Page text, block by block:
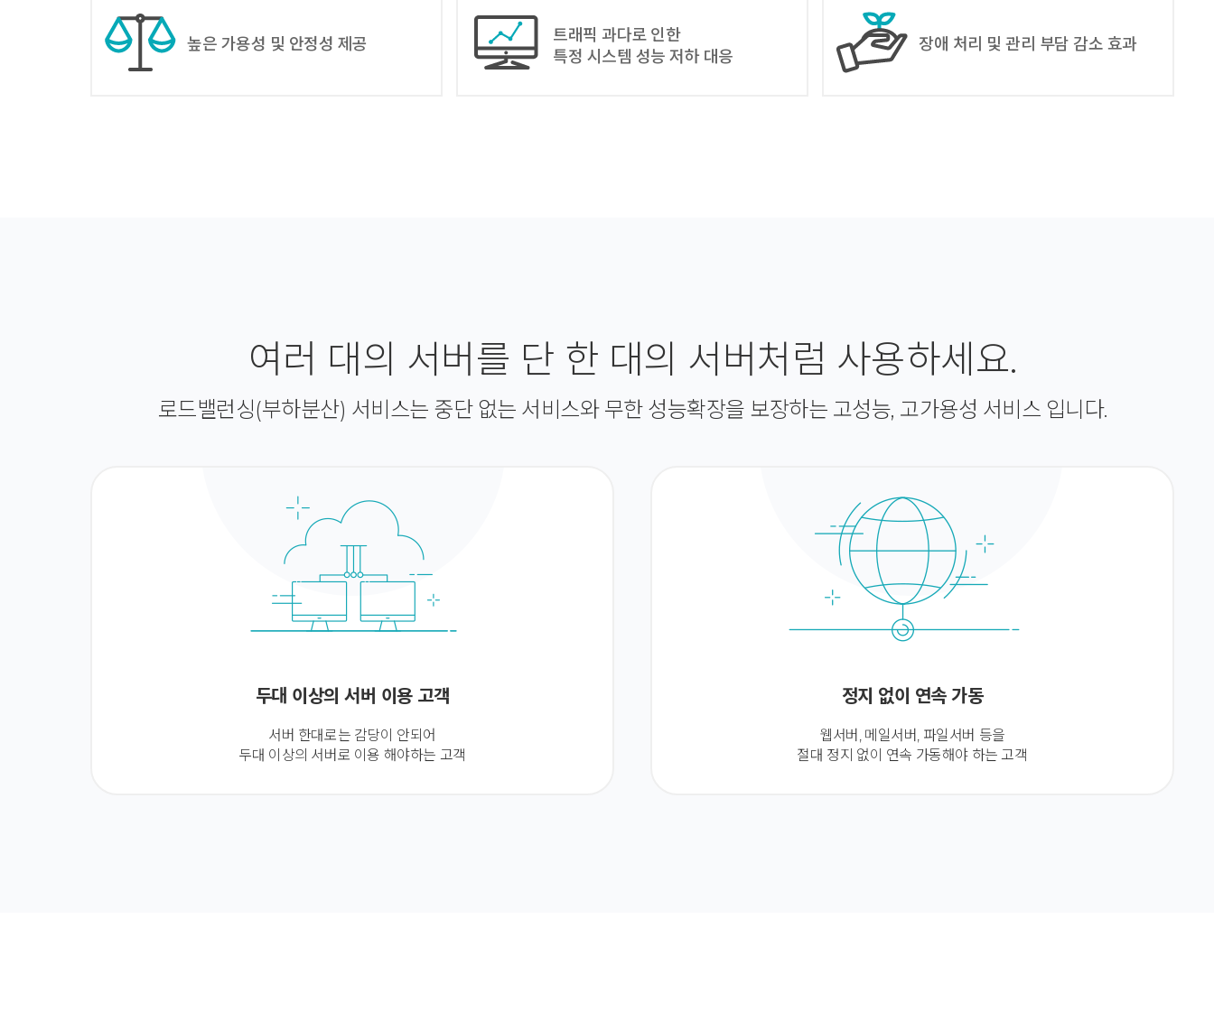
높은 가용성 및 안정성 제공
트래픽 과다로 인한
특정 시스템 성능 저하 대응
장애 처리 및 관리 부담 감소 효과
여러 대의 서버를 단 한 대의 서버처럼 사용하세요.
로드밸런싱(부하분산) 서비스는 중단 없는 서비스와 무한 성능확장을 보장하는 고성능, 고가용성 서비스 입니다.
두대 이상의 서버 이용 고객
서버 한대로는 감당이 안되어
두대 이상의 서버로 이용 해야하는 고객
정지 없이 연속 가동
웹서버, 메일서버, 파일서버 등을
절대 정지 없이 연속 가동해야 하는 고객